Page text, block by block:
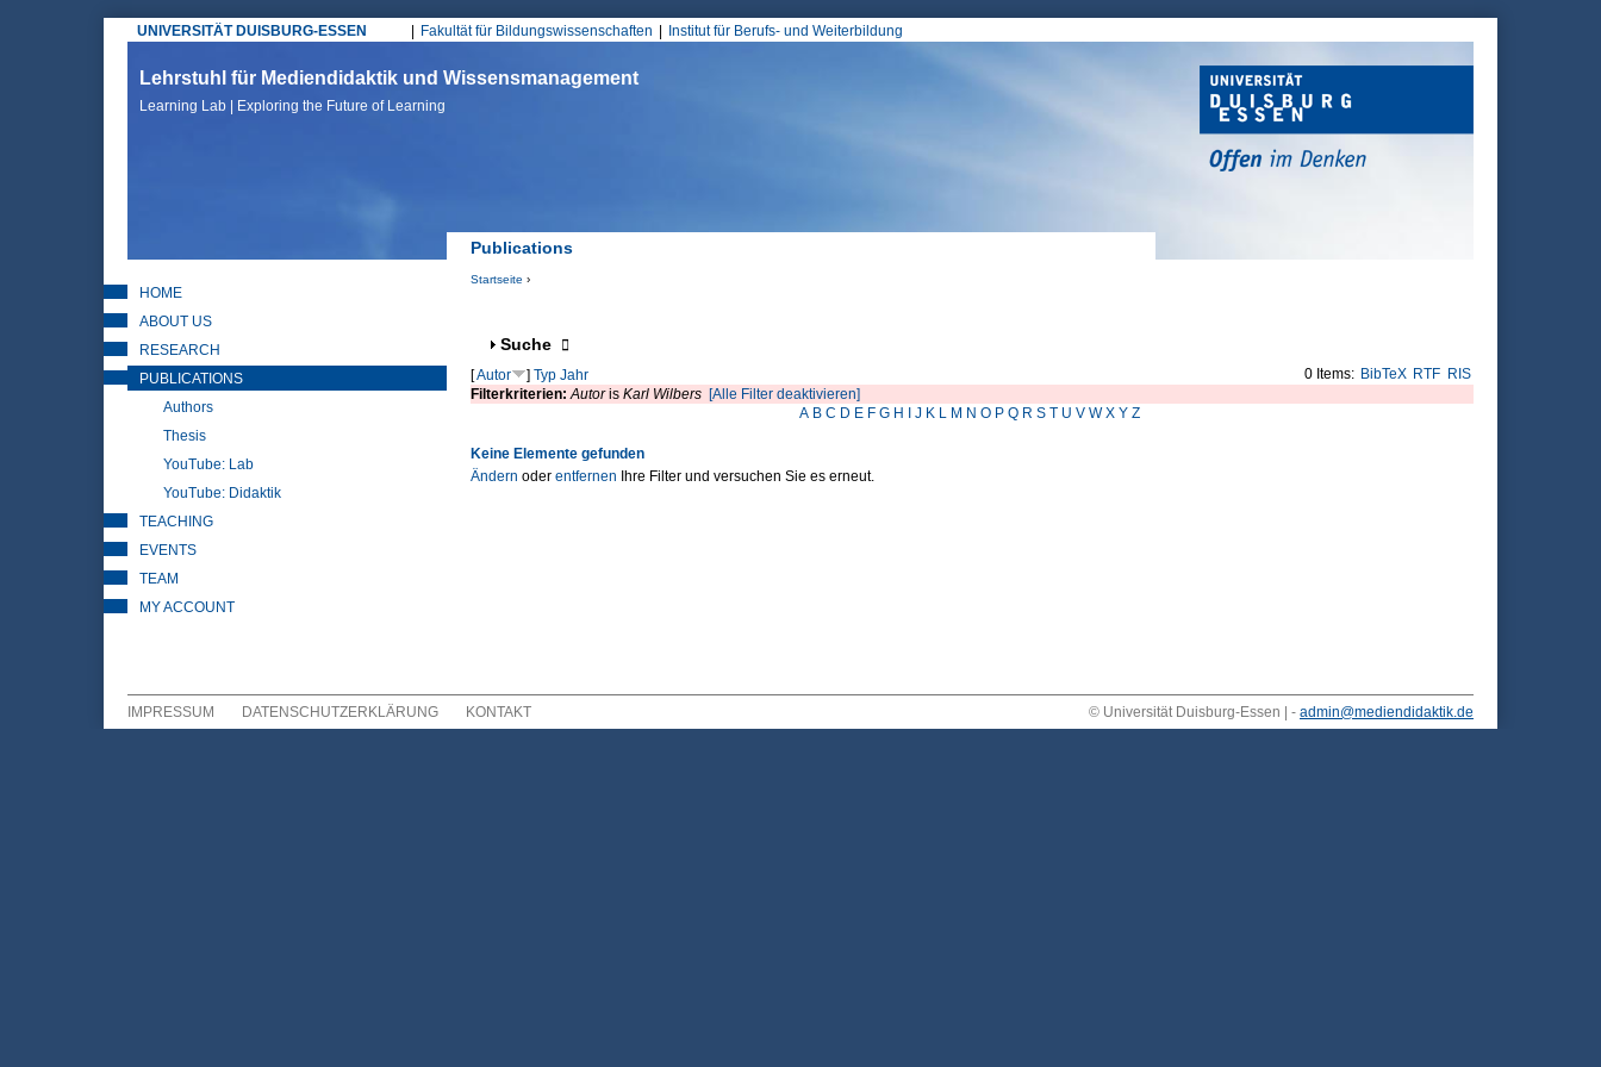
UNIVERSITÄT DUISBURG-ESSEN
Hauptmenü
Fakultät für Bildungswissenschaften Institut für Berufs- und Weiterbildung
Lehrstuhl für Mediendidaktik und Wissensmanagement
Learning Lab | Exploring the Future of Learning
Publications
Startseite ›
Anzeigen
Suche
0 Items: BibTeX RTF RIS
[Autor ] Typ Jahr
Filterkriterien:Autoris Karl Wilbers [Alle Filter deaktivieren]
A B C D E F G H J K L M N O P Q R S T U V W X Y Z
Keine Elemente gefunden
Ändern oder entfernen Ihre Filter und versuchen Sie es erneut.
HOME
ABOUT US
RESEARCH
PUBLICATIONS
Authors
Thesis
YouTube: Lab
YouTube: Didaktik
TEACHING
EVENTS
TEAM
MY ACCOUNT
IMPRESSUM DATENSCHUTZERKLÄRUNG KONTAKT © Universität Duisburg-Essen | - admin@mediendidaktik.de